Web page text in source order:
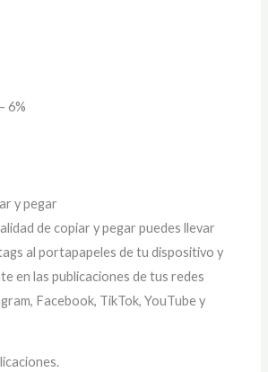
6%
y pegar
de copiar y pegar puedes llevar
al portapapeles de tu dispositivo y
en las publicaciones de tus redes
Facebook, TikTok, YouTube y